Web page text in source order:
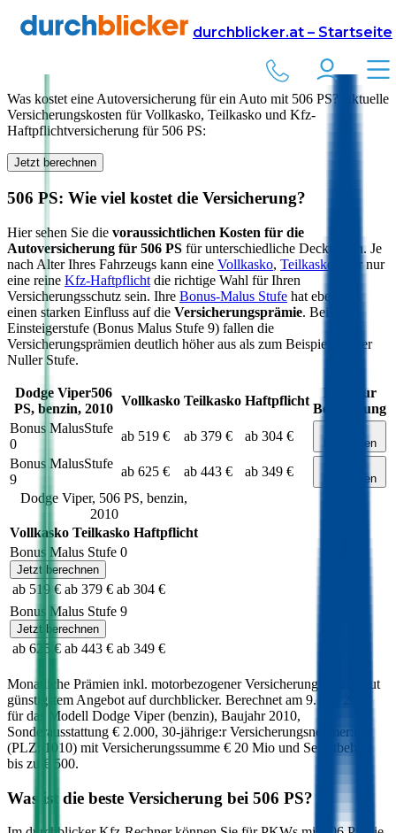
durchblicker.at – Startseite
Versicherung Autoversicherung
PS in Österreich
Was kostet eine Autoversicherung für ein Auto mit 506 PS? Aktuelle
Versicherungskosten für Vollkasko, Teilkasko und Kfz-
Haftpflichtversicherung für 506 PS:
Jetzt berechnen
506 PS: Wie viel kostet die Versicherung?
Hier sehen Sie die voraussichtlichen Kosten für die
Autoversicherung für 506 PS für unterschiedliche Deckungen. Je
nach Alter Ihres Fahrzeugs kann eine Vollkasko, Teilkasko
oder nur
eine reine Kfz-Haftpflicht die richtige Wahl für Ihren
Versicherungsschutz sein. Ihre Bonus-Malus Stufe hat ebenfalls
einen starken Einfluss auf die Versicherungsprämie. Bei der
Einsteigerstufe (Bonus Malus Stufe 9) fallen die
Versicherungsprämien deutlich höher aus als zum Beispiel bei der
Nuller Stufe.
Dodge Viper506
PS, benzin, 2010
Vollkasko Teilkasko Haftpflicht
Link zur
Berechnung
Bonus MalusStufe
0
ab 519 € ab 379 € ab 304 €
berechnen
Bonus MalusStufe
9
ab 625 € ab 443 € ab 349 €
berechnen
Dodge Viper, 506 PS, benzin,
2010
Vollkasko Teilkasko Haftpflicht
Bonus Malus Stufe 0
Jetzt berechnen
ab 519 € ab 379 € ab 304 €
Bonus Malus Stufe 9
Jetzt berechnen
ab 625 € ab 443 € ab 349 €
Monatliche Prämien inkl. motorbezogener Versicherungssteuer laut
günstigstem Angebot auf durchblicker. Berechnet am 9. Juli 2026
für das Modell Dodge Viper(benzin), Baujahr 2010,
Sonderausstattung € 2.000, 30-jährige:rVersicherungsnehmer:in
(PLZ:
1010) mit Versicherungssumme € 20 Mio und Selbstbehalt
bis zu
€ 500.
Was ist die beste Versicherung bei 506 PS?